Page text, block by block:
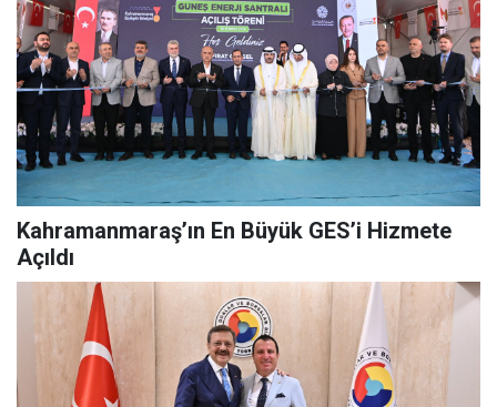
Kahramanmaraş’ın En Büyük GES’i Hizmete
Açıldı